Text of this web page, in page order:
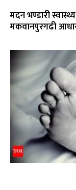
मदन भण्डारी
मकवानपुरगढी